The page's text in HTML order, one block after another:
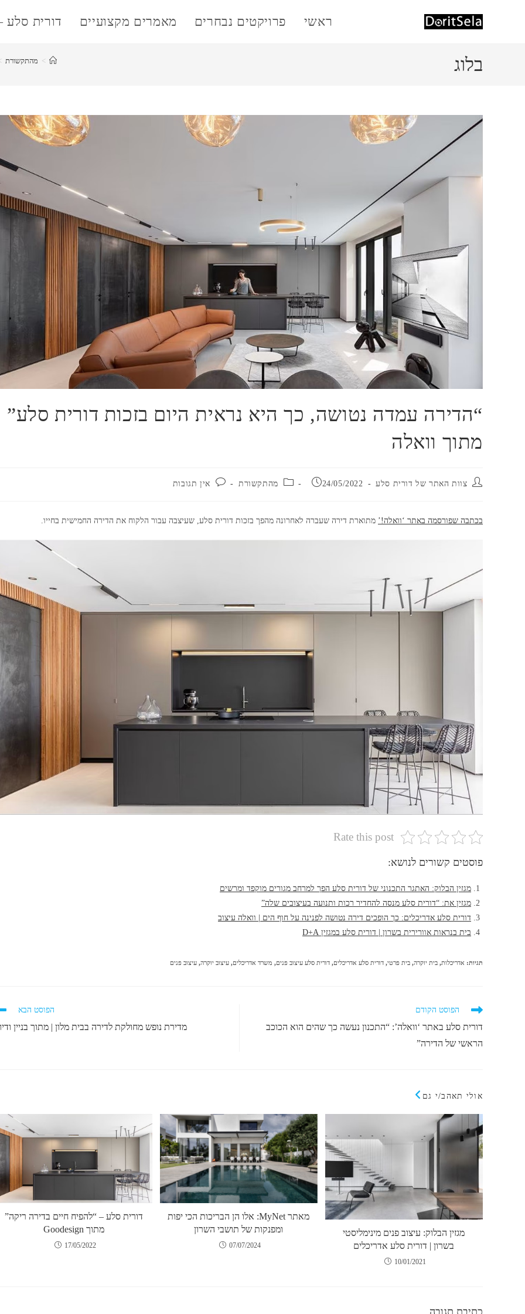
ראשי פרויקטים נבחרים מאמרים מקצועיים דורית סלע
בלוג > מהתקשורת
“הדירה עמדה נטושה, כך היא נראית היום בזכות דורית סלע”
מתוך וואלה
מחבר:
צוות האתר של דורית סלע פורסם:
24/05/2022 קטגוריה:
מהתקשורת תגובות:
אין תגובות
בכתבה שפורסמה באתר ‘וואלה!’ מתוארת דירה שעברה לאחרונה מהפך בזכות דורית סלע, שעיצבה עבור הלקוח את הדירה החמישית בחייו.
Rate this post
פוסטים קשורים לנושא:
מגזין הבלוק: האתגר התכנוני של דורית סלע הפך למרחב מגורים מוקפד ומרשים
מגזין את: “דורית סלע מנסה להחדיר רכות ותנועה בעיצובים שלה”
דורית סלע אדריכלים: כך הופכים דירה נטושה לפנינה על חוף הים | וואלה עיצוב
בית בנראות אוורירית בשרון | דורית סלע במגזין D+A
תגיות: אדריכלות, בית יוקרה, בית פרטי, דורית סלע אדריכלים, דורית סלע עיצוב פנים, משרד אדריכלים, עיצוב יוקרה, עיצוב פנים
לקרוא
נוספים
הפוסט הקודם
דורית סלע באתר ‘וואלה’: “התכנון נעשה כך שהים הוא הכוכב
הראשי של הדירה”
הפוסט הבא
מדירת נופש מחולקת לדירה בבית מלון | מתוך בניין
אולי תאהב/י גם
דורית סלע – “להפיח חיים בדירה ריקה”
מתוך Goodesign
17/05/2022
מאתר MyNet: אלו הן הבריכות הכי יפות
ומפנקות של תושבי השרון
07/07/2024
מגזין הבלוק: עיצוב פנים מינימליסטי
בשרון | דורית סלע אדריכלים
10/01/2021
כתיבת תגובה